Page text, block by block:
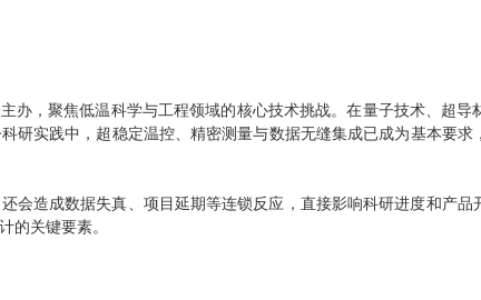
办，聚焦低温科学与工程领域的核心技术挑战。在量子技术、超
研实践中，超稳定温控、精密测量与数据无缝集成已成为基本要
会造成数据失真、项目延期等连锁反应，直接影响科研进度和产
的关键要素。